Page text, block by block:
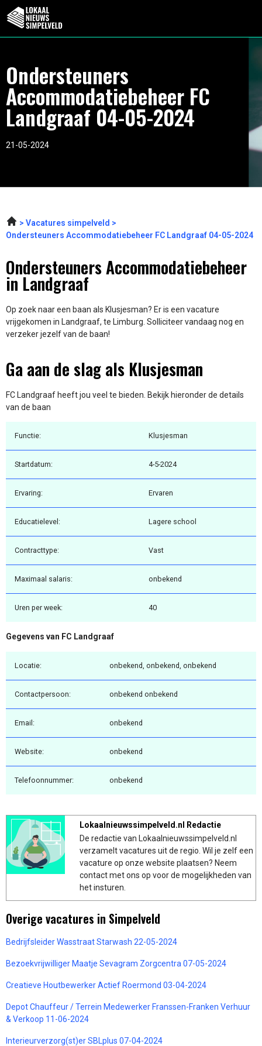
Ondersteuners
Accommodatiebeheer FC
Landgraaf 04-05-2024
21-05-2024
Vacatures simpelveld
Ondersteuners Accommodatiebeheer FC Landgraaf 04-05-2024
Ondersteuners Accommodatiebeheer
in Landgraaf
Op zoek naar een baan als Klusjesman? Er is een vacature
vrijgekomen in Landgraaf, te Limburg. Solliciteer vandaag nog en
verzeker jezelf van de baan!
Ga aan de slag als Klusjesman
FC Landgraaf heeft jou veel te bieden. Bekijk hieronder de details
van de baan
Functie: Klusjesman
Startdatum: 4-5-2024
Ervaring: Ervaren
Educatielevel: Lagere school
Contracttype: Vast
Maximaal salaris: onbekend
Uren per week: 40
Gegevens van FC Landgraaf
Locatie: onbekend, onbekend, onbekend
Contactpersoon: onbekend onbekend
Email: onbekend
Website: onbekend
Telefoonnummer: onbekend
Lokaalnieuwssimpelveld.nl Redactie
De redactie van Lokaalnieuwssimpelveld.nl
verzamelt vacatures uit de regio. Wil je zelf een
vacature op onze website plaatsen? Neem
contact met ons op voor de mogelijkheden van
het insturen.
Overige vacatures in Simpelveld
Bedrijfsleider Wasstraat Starwash 22-05-2024
Bezoekvrijwilliger Maatje Sevagram Zorgcentra 07-05-2024
Creatieve Houtbewerker Actief Roermond 03-04-2024
Depot Chauffeur / Terrein Medewerker Franssen-Franken Verhuur
& Verkoop 11-06-2024
Interieurverzorg(st)er SBLplus 07-04-2024